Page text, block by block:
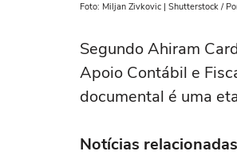
Foto: Miljan Zivkovic | Shutterstock /
Segundo Ahiram
Apoio Contábil e
documental é uma
Notícias relacionadas